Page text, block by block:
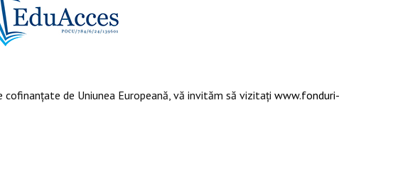
de Uniunea Europeană, vă invităm să vizitaţi www.fonduri-